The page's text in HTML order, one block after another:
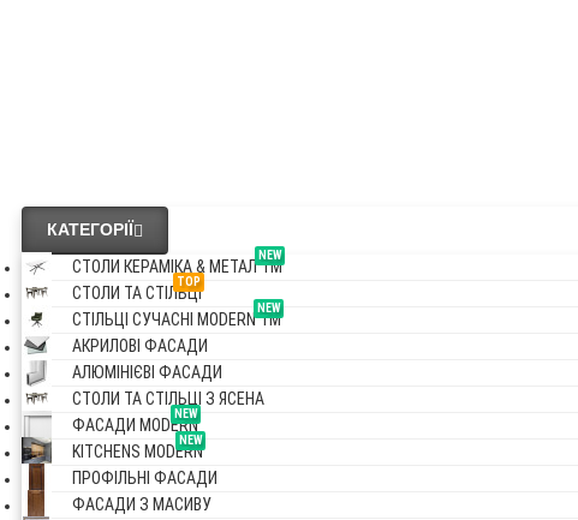
КАТЕГОРІЇ
NEW
СТОЛИ КЕРАМІКА & МЕТАЛ TM
TOP
СТОЛИ ТА СТІЛЬЦІ
NEW
СТІЛЬЦІ СУЧАСНІ MODERN TM
АКРИЛОВІ ФАСАДИ
АЛЮМІНІЄВІ ФАСАДИ
СТОЛИ ТА СТІЛЬЦІ З ЯСЕНА
NEW
ФАСАДИ MODERN
NEW
KITCHENS MODERN
ПРОФІЛЬНІ ФАСАДИ
ФАСАДИ З МАСИВУ